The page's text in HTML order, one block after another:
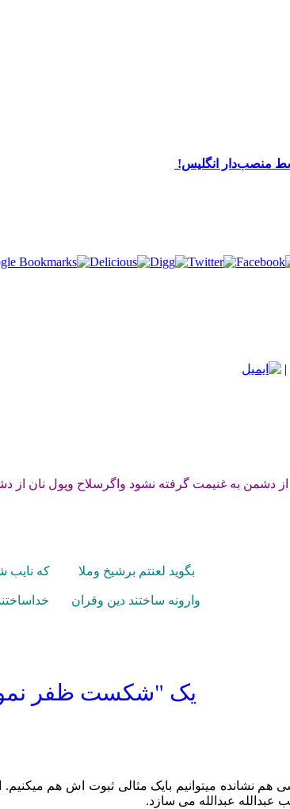
منصب‌دار انگلیس!
|
از دشمن به غنیمت گرفته نشود واگرسلاح وپول نان
بگوید لعنتم برشیخ وملا که نایب
وارونه ساختند دین وقران
یک "شکست ظفر
نشانده میتوانیم بایک مثالی ثبوت اش هم میکنیم.
عبدالله می سازد.